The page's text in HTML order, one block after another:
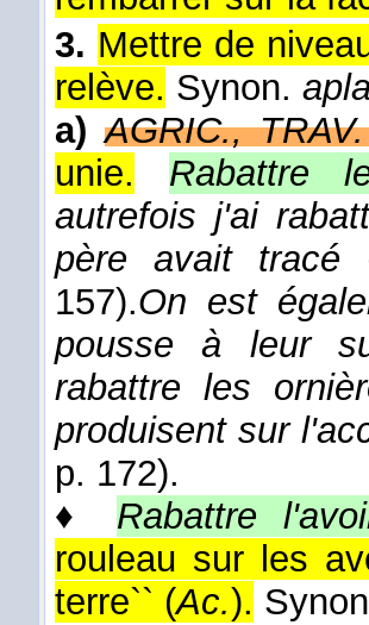
3. Mettre de
relève. Synon.
a) AGRIC.,
unie.
Rabattre
autrefois j'ai
père avait tracé
157).On est
pousse à leur
rabattre les
produisent sur
p. 172).
♦ Rabattre
rouleau sur les
terre`` (Ac.).